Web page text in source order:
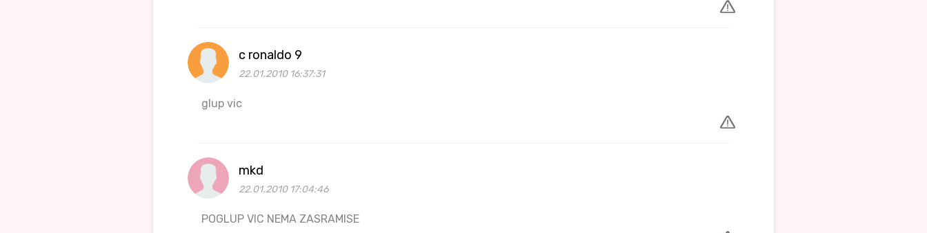
c ronaldo 9
22.01.2010 16:37:31
glup vic
mkd
22.01.2010 17:04:46
POGLUP VIC NEMA ZASRAMISE